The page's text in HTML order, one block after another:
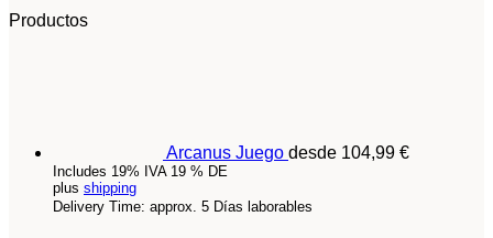
Productos
Arcanus Juego desde 104,99 €
Includes 19% IVA 19 % DE
plus shipping
Delivery Time: approx. 5 Días laborables